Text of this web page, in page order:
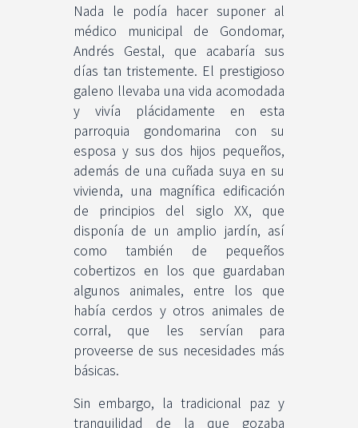
Nada le podía hacer suponer al
médico municipal de Gondomar,
Andrés Gestal, que acabaría sus
días tan tristemente. El prestigioso
galeno llevaba una vida acomodada
y vivía plácidamente en esta
parroquia gondomarina con su
esposa y sus dos hijos pequeños,
además de una cuñada suya en su
vivienda, una magnífica edificación
de principios del siglo XX, que
disponía de un amplio jardín, así
como también de pequeños
cobertizos en los que guardaban
algunos animales, entre los que
había cerdos y otros animales de
corral, que les servían para
proveerse de sus necesidades más
básicas.
Sin embargo, la tradicional paz y
tranquilidad de la que gozaba